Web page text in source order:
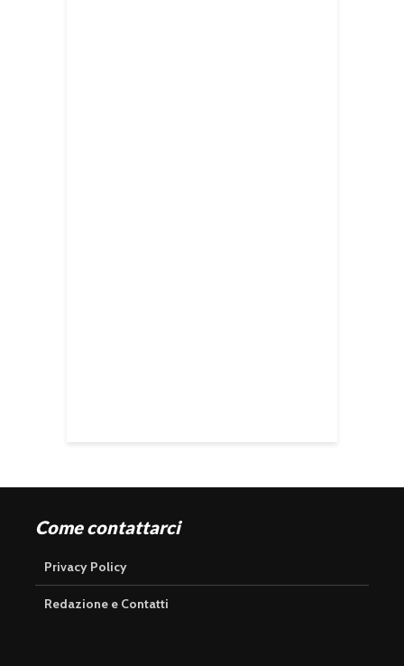
Come contattarci
Privacy Policy
Redazione e Contatti